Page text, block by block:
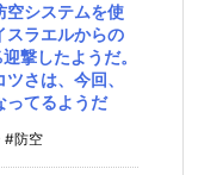
空システムを使
スラエルからの
撃したようだ。
さは、今回、
ってるようだ
#防空